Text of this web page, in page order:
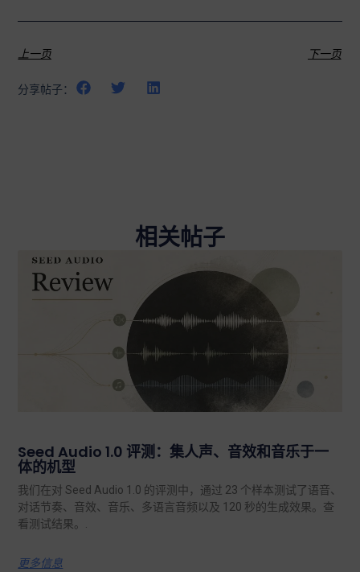
上一页 下一页
分享帖子：
相关帖子
Seed Audio 1.0 评测：集人声、音效和音乐于一
体的机型
我们在对 Seed Audio 1.0 的评测中，通过 23 个样本测试了语音、
对话节奏、音效、音乐、多语言音频以及 120 秒的生成效果。查
看测试结果。.
更多信息